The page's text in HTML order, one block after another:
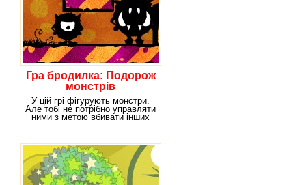
Гра бродилка: Подорож
монстрів
У цій грі фігурують монстри.
Але тобі не потрібно управляти
ними з метою вбивати інших